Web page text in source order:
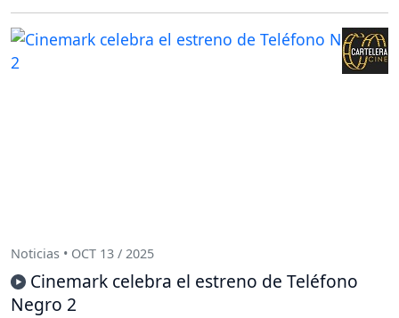
Noticias • OCT 13 / 2025
Cinemark celebra el estreno de Teléfono
Negro 2